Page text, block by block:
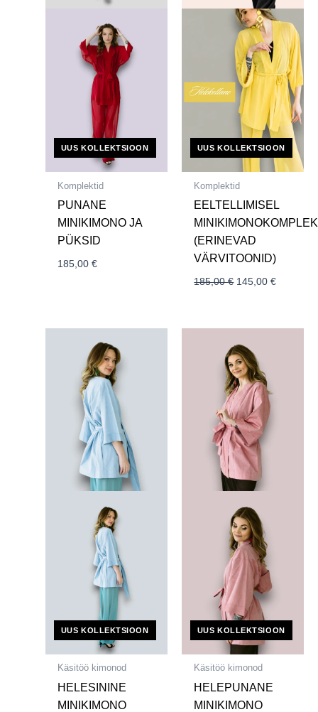
UUS KOLLEKTSIOON
Komplektid
PUNANE
MINIKIMONO JA
PÜKSID
185,00€
UUS KOLLEKTSIOON
Komplektid
EELTELLIMISEL
(ERINEVAD
VÄRVITOONID)
185,00€ 145,00€
UUS KOLLEKTSIOON
Käsitöö kimonod
HELESININE
MINIKIMONO
UUS KOLLEKTSIOON
Käsitöö kimonod
HELEPUNANE
MINIKIMONO